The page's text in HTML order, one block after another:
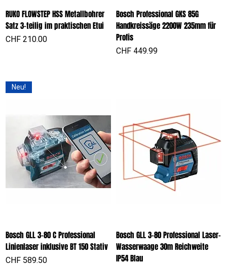
RUKO FLOWSTEP HSS Metallbohrer
Satz 3-teilig im praktischen Etui
Preis
CHF 210.00
Bosch Professional GKS 85G
Handkreissäge 2200W 235mm für
Profis
Preis
CHF 449.99
Neu!
Bosch GLL 3-80 C Professional
Linienlaser inklusive BT 150 Stativ
Preis
CHF 589.50
Bosch GLL 3-80 Professional Laser-
Wasserwaage 30m Reichweite
IP54 Blau